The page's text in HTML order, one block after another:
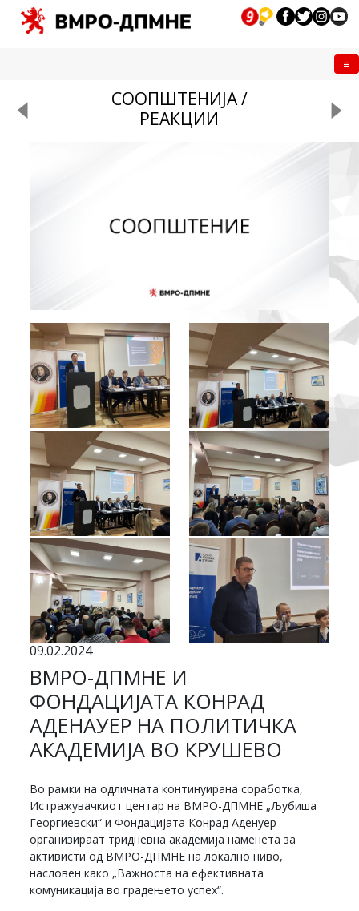
СООПШТЕНИЈА /
РЕАКЦИИ
09.02.2024
ВМРО-ДПМНЕ И
ФОНДАЦИЈАТА КОНРАД
АДЕНАУЕР НА ПОЛИТИЧКА
АКАДЕМИЈА ВО КРУШЕВО
Во рамки на одличната континуирана соработка,
Истражувачкиот центар на ВМРО-ДПМНЕ „Љубиша
Георгиевски“ и Фондацијата Конрад Аденуер
организираат тридневна академија наменета за
активисти од ВМРО-ДПМНЕ на локално ниво,
насловен како „Важноста на ефективната
комуникација во градењето успех“.